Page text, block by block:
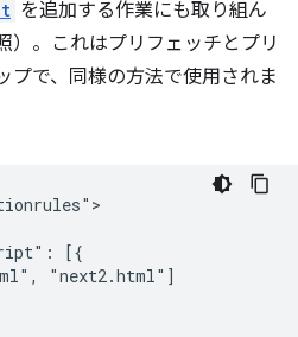
を追加する作業にも取り組ん
）。これはプリフェッチとプリ
プで、同様の方法で使用されま
[{
"next2.html"]